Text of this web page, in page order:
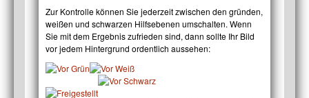
Zur Kontrolle können Sie jederzeit zwischen den gründen,
weißen und schwarzen Hilfsebenen umschalten. Wenn
Sie mit dem Ergebnis zufrieden sind, dann sollte Ihr Bild
vor jedem Hintergrund ordentlich aussehen: